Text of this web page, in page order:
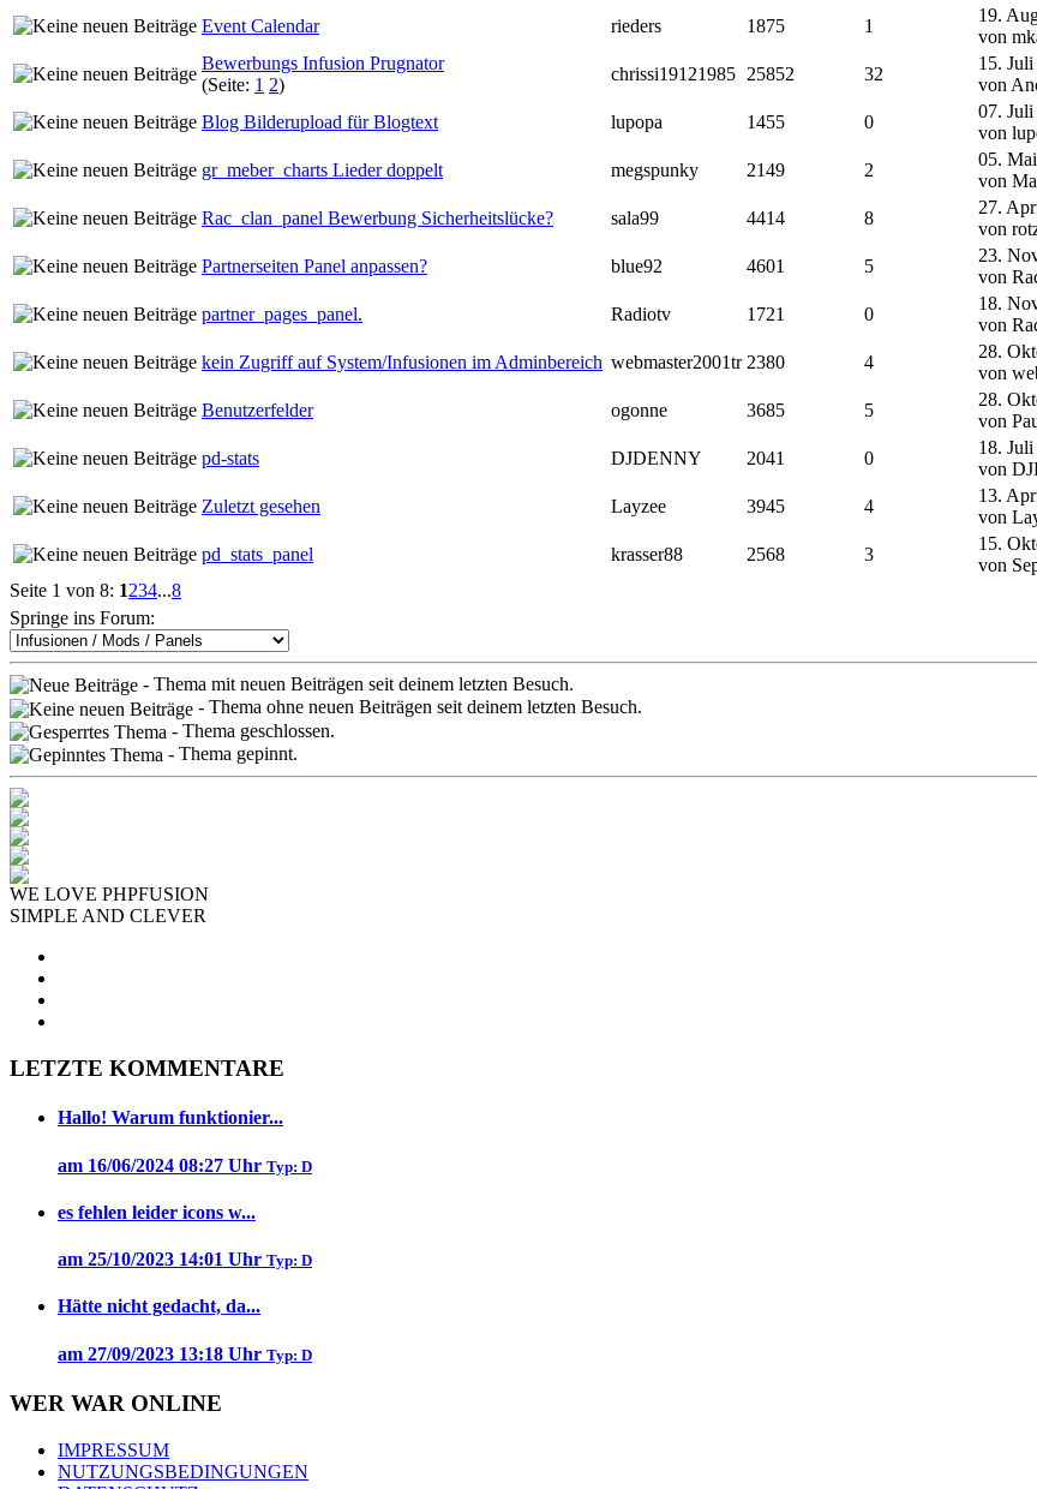
Event Calendar
rieders 1875 1
19.
von
Bewerbungs Infusion Prugnator
(Seite: 1 2)
chrissi19121985 25852 32
15.
von
Blog Bilderupload für Blogtext
lupopa 1455 0
07.
von
gr_meber_charts Lieder doppelt
megspunky 2149 2
05.
von
Rac_clan_panel Bewerbung Sicherheitslücke?
sala99 4414 8
27.
von
Partnerseiten Panel anpassen?
blue92 4601 5
23.
von
partner_pages_panel.
Radiotv 1721 0
18.
von
kein Zugriff auf System/Infusionen im Adminbereich webmaster2001tr 2380 4
28.
von
Benutzerfelder
ogonne 3685 5
28.
von
pd-stats
DJDENNY 2041 0
18.
von
Zuletzt gesehen
Layzee 3945 4
13.
von
pd_stats_panel
krasser88 2568 3
15.
von
Seite 1 von 8: 1234...8
Springe ins Forum:
- Thema mit neuen Beiträgen seit deinem letzten Besuch.
- Thema ohne neuen Beiträgen seit deinem letzten Besuch.
- Thema geschlossen.
- Thema gepinnt.
WE LOVE PHPFUSION
SIMPLE AND CLEVER
LETZTE KOMMENTARE
Hallo! Warum funktionier...
am 16/06/2024 08:27 Uhr Typ: D
es fehlen leider icons w...
am 25/10/2023 14:01 Uhr Typ: D
Hätte nicht gedacht, da...
am 27/09/2023 13:18 Uhr Typ: D
WER WAR ONLINE
IMPRESSUM
NUTZUNGSBEDINGUNGEN